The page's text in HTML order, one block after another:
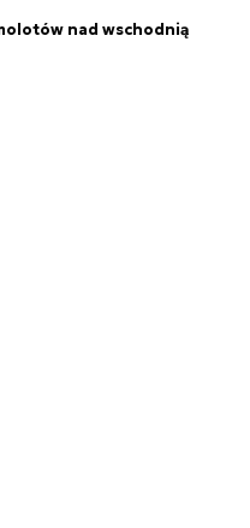
nad wschodnią